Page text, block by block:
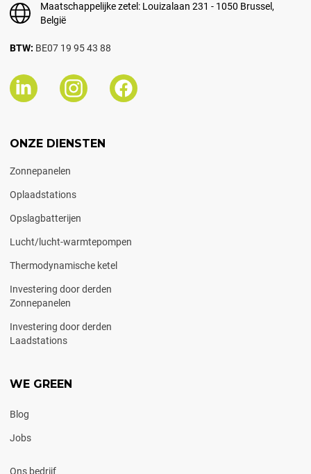
Maatschappelijke zetel: Louizalaan 231 - 1050 Brussel,
België
BTW: BE07 19 95 43 88
ONZE DIENSTEN
Zonnepanelen
Oplaadstations
Opslagbatterijen
Lucht/lucht-warmtepompen
Thermodynamische ketel
Investering door derden
Zonnepanelen
Investering door derden
Laadstations
WE GREEN
Blog
Jobs
Ons bedrijf